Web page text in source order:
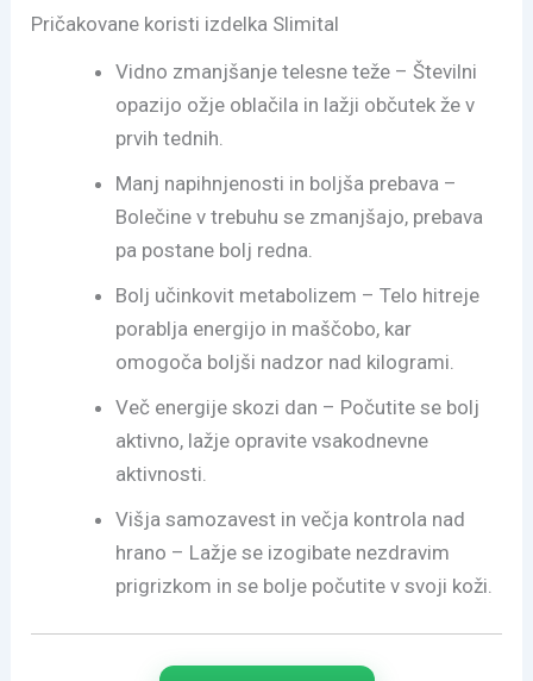
Pričakovane koristi izdelka Slimital
Vidno zmanjšanje telesne teže – Številni
opazijo ožje oblačila in lažji občutek že v
prvih tednih.
Manj napihnjenosti in boljša prebava –
Bolečine v trebuhu se zmanjšajo, prebava
pa postane bolj redna.
Bolj učinkovit metabolizem – Telo hitreje
porablja energijo in maščobo, kar
omogoča boljši nadzor nad kilogrami.
Več energije skozi dan – Počutite se bolj
aktivno, lažje opravite vsakodnevne
aktivnosti.
Višja samozavest in večja kontrola nad
hrano – Lažje se izogibate nezdravim
prigrizkom in se bolje počutite v svoji koži.